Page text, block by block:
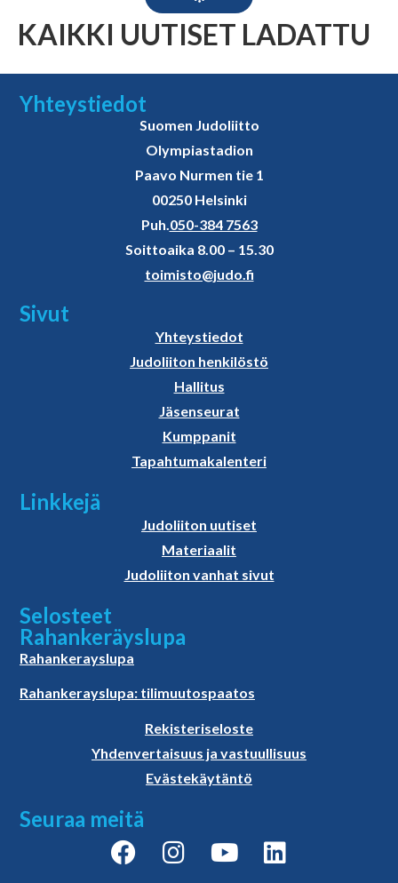
KAIKKI UUTISET LADATTU
Yhteystiedot
Suomen Judoliitto
Olympiastadion
Paavo Nurmen tie 1
00250 Helsinki
Puh.050-384 7563
Soittoaika 8.00 – 15.30
toimisto@judo.fi
Sivut
Yhteystiedot
Judoliiton henkilöstö
Hallitus
Jäsenseurat
Kumppanit
Tapahtumakalenteri
Linkkejä
Judoliiton uutiset
Materiaalit
Judoliiton vanhat sivut
Selosteet
Rahankeräyslupa
Rahankerayslupa
Rahankerayslupa: tilimuutospaatos
Rekisteriseloste
Yhdenvertaisuus ja vastuullisuus
Evästekäytäntö
Seuraa meitä